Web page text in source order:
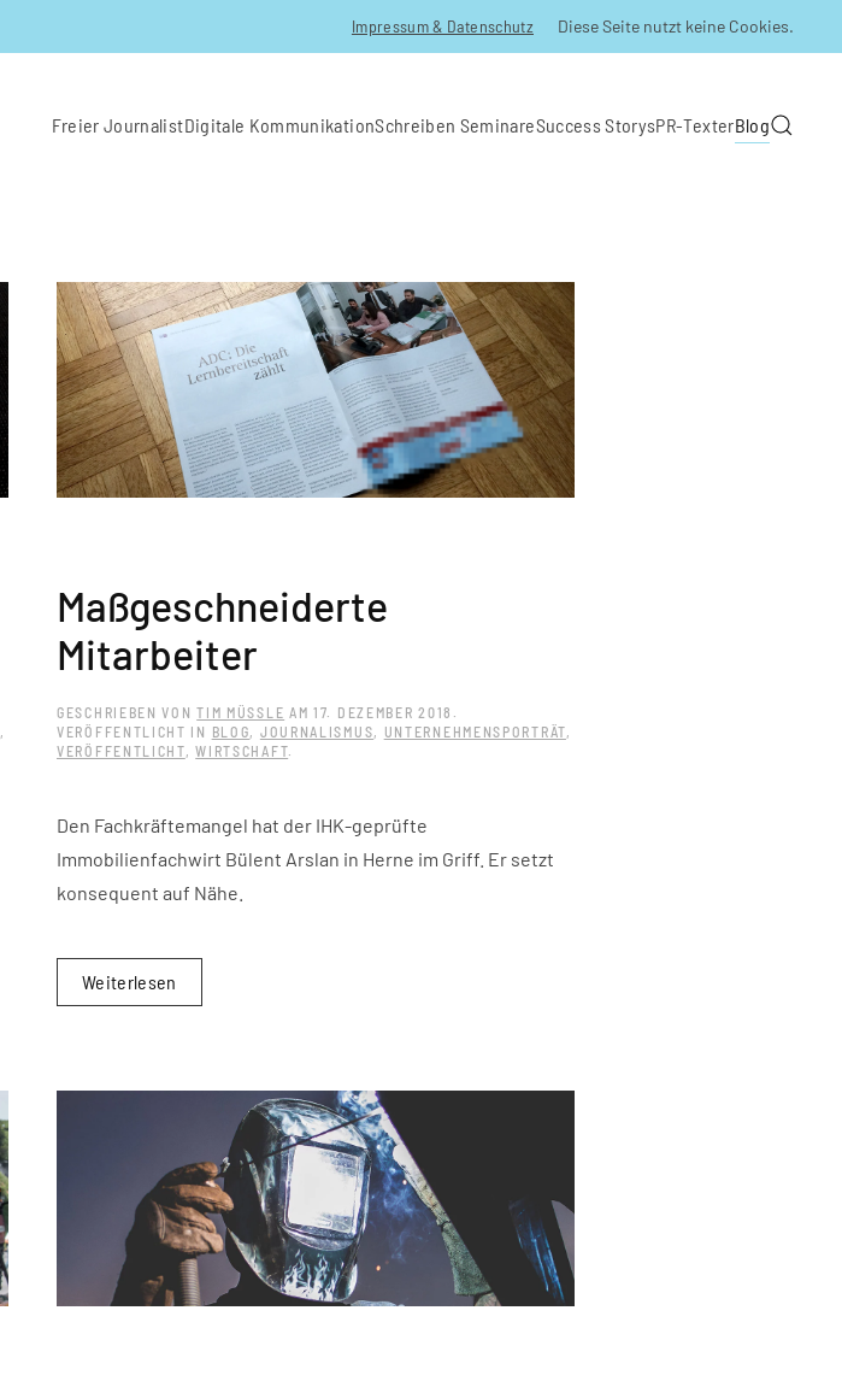
Impressum & Datenschutz Diese Seite nutzt keine Cookies.
Freier JournalistDigitale KommunikationSchreiben SeminareSuccess StorysPR-TexterBlog
,
Maßgeschneiderte
Mitarbeiter
GESCHRIEBEN VONTIM MÜSSLE AM17. DEZEMBER 2018 .
VERÖFFENTLICHT IN BLOG, JOURNALISMUS, UNTERNEHMENSPORTRÄT,
VERÖFFENTLICHT,WIRTSCHAFT.
Den Fachkräftemangel hat der IHK-geprüfte
Immobilienfachwirt Bülent Arslan in Herne im Griff. Er setzt
konsequent auf Nähe.
Weiterlesen